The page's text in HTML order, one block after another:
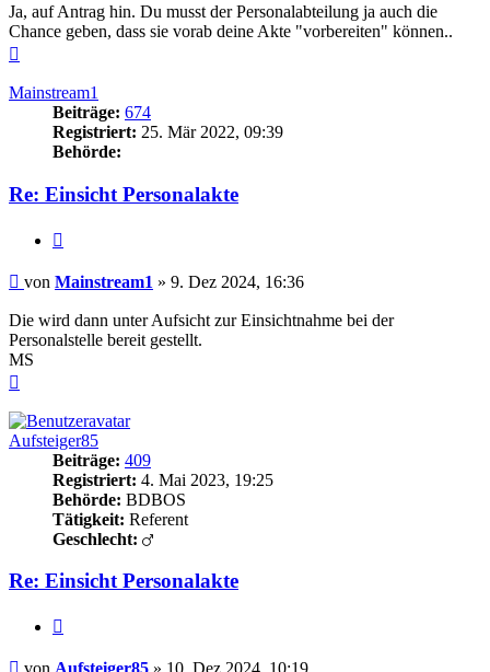
Ja, auf Antrag hin. Du musst der Personalabteilung ja auch die
Chance geben, dass sie vorab deine Akte "vorbereiten" können..
Mainstream1
Beiträge: 674
Registriert: 25. Mär 2022, 09:39
Behörde:
Re: Einsicht Personalakte
Beitrag
von Mainstream1 » 9. Dez 2024, 16:36
Die wird dann unter Aufsicht zur Einsichtnahme bei der
Personalstelle bereit gestellt.
MS
Aufsteiger85
Beiträge: 409
Registriert: 4. Mai 2023, 19:25
Behörde: BDBOS
Tätigkeit: Referent
Geschlecht:
Re: Einsicht Personalakte
Beitrag
von Aufsteiger85 » 10. Dez 2024, 10:19